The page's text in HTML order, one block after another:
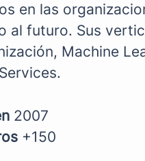
en las
al futuro. Sus
Machine
2007
+150